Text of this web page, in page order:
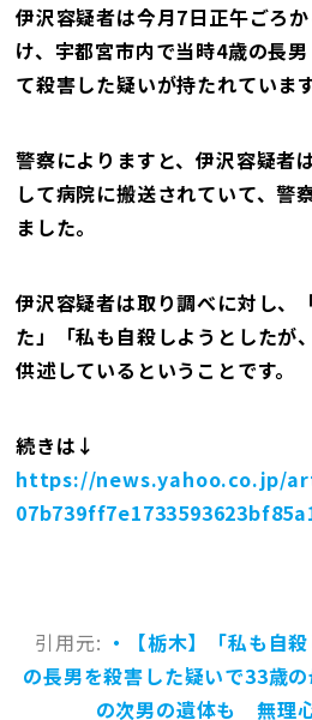
伊沢容疑者は今月7日正午ごろ
け、宇都宮市内で当時4歳の長
て殺害した疑いが持たれています
警察によりますと、伊沢容疑者
して病院に搬送されていて、警
ました。
伊沢容疑者は取り調べに対し、
た」「私も自殺しようとしたが
供述しているということです。
続きは↓
https://news.yahoo.co.jp/
引用元: ・【栃木】「私も自
の長男を殺害した疑いで33歳
の次男の遺体も 無